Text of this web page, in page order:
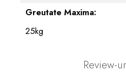
Greutate Maxima:
25kg
Review-